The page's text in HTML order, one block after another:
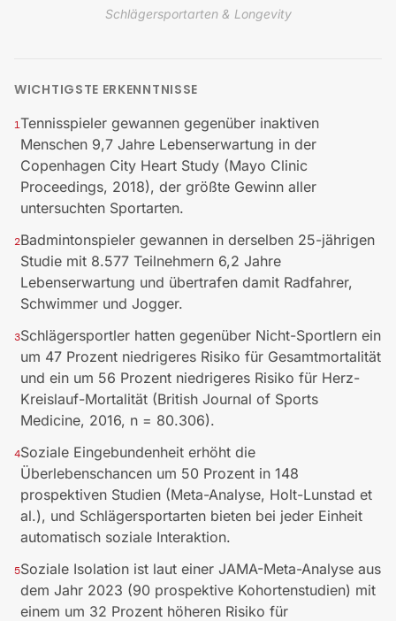
Schlägersportarten & Longevity
WICHTIGSTE ERKENNTNISSE
1Tennisspieler gewannen gegenüber inaktiven
Menschen 9,7 Jahre Lebenserwartung in der
Copenhagen City Heart Study (Mayo Clinic
Proceedings, 2018), der größte Gewinn aller
untersuchten Sportarten.
2Badmintonspieler gewannen in derselben 25-jährigen
Studie mit 8.577 Teilnehmern 6,2 Jahre
Lebenserwartung und übertrafen damit Radfahrer,
Schwimmer und Jogger.
3Schlägersportler hatten gegenüber Nicht-Sportlern ein
um 47 Prozent niedrigeres Risiko für Gesamtmortalität
und ein um 56 Prozent niedrigeres Risiko für Herz-
Kreislauf-Mortalität (British Journal of Sports
Medicine, 2016, n = 80.306).
4Soziale Eingebundenheit erhöht die
Überlebenschancen um 50 Prozent in 148
prospektiven Studien (Meta-Analyse, Holt-Lunstad et
al.), und Schlägersportarten bieten bei jeder Einheit
automatisch soziale Interaktion.
5Soziale Isolation ist laut einer JAMA-Meta-Analyse aus
dem Jahr 2023 (90 prospektive Kohortenstudien) mit
einem um 32 Prozent höheren Risiko für